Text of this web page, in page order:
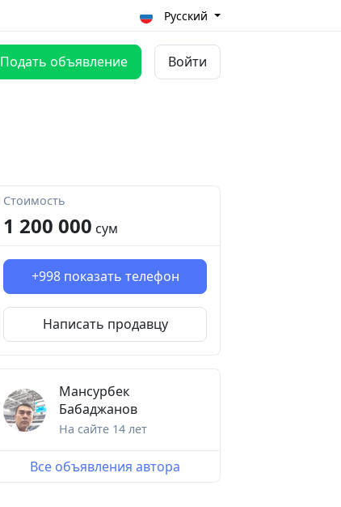
Русский
Подать объявление Войти
Стоимость
1 200 000 сум
+998 показать телефон
Написать продавцу
Мансурбек
Бабаджанов
На сайте 14 лет
Все объявления автора